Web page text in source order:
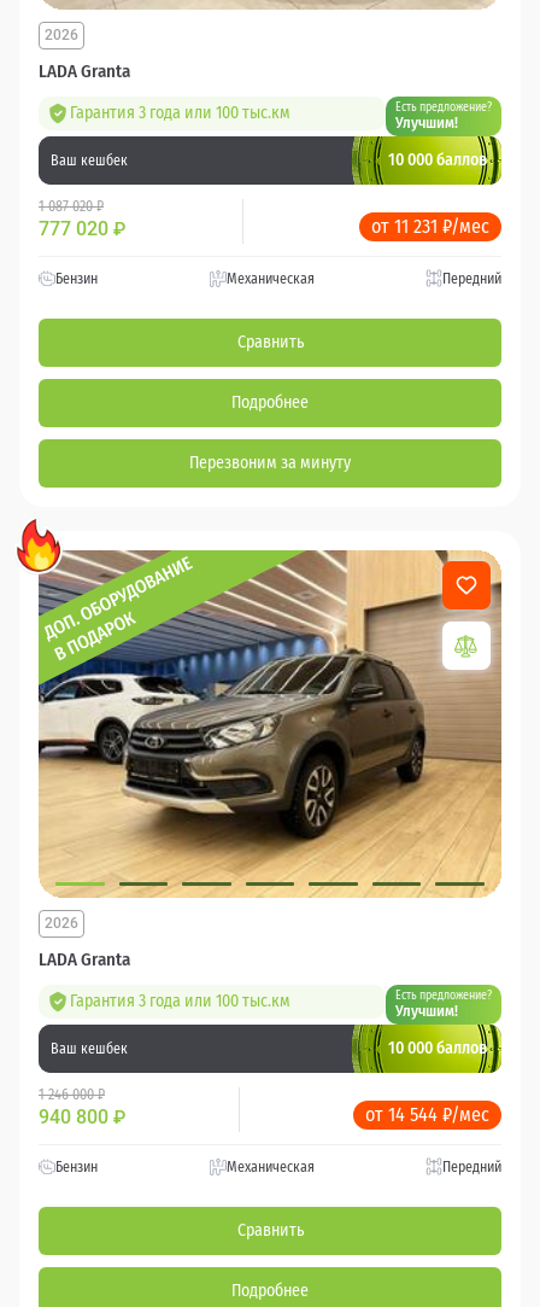
LADA Granta
2026
Гарантия 3 года или 100 тыс.км Есть предложение?
Улучшим!
Ваш кешбек 10 000 баллов
1 087 020 ₽
777 020 ₽ от 11 231 ₽/мес
Бензин Механическая Передний
Сравнить
Подробнее
Перезвоним за минуту
LADA Granta
2026
Гарантия 3 года или 100 тыс.км Есть предложение?
Улучшим!
Ваш кешбек 10 000 баллов
1 246 000 ₽
940 800 ₽ от 14 544 ₽/мес
Бензин Механическая Передний
Сравнить
Подробнее